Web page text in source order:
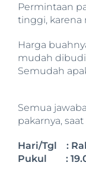
Permintaan
tinggi, karena
Harga
mudah
Semudah
Semua
pakarnya,
Hari/Tgl :
Pukul :